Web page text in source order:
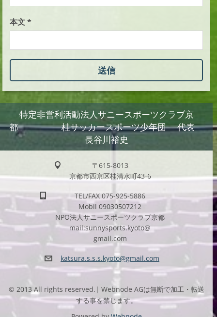
本文 *
特定非営利活動法人サニースポーツクラブ京
都 桂サッカースポーツ少年団 代表
長谷川裕史
〒615-8013
京都市西京区桂清水町43-6
TEL/FAX 075-925-5886
Mobil 09030507212
NPO法人サニースポーツクラブ京都
mail:sunnysports.kyoto@
gmail.com
katsura.s.s.s.kyoto@gmail.com
© 2013 All rights reserved.| Webnode AGは無断で加工・転送
する事を禁じます。